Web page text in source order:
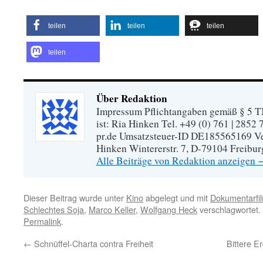
teilen teilen teilen
teilen
Über Redaktion
Impressum Pflichtangaben gemäß § 5
ist: Ria Hinken Tel. +49 (0) 761 | 2852
pr.de Umsatzsteuer-ID DE185565169
Hinken Wintererstr. 7, D-79104
Alle Beiträge von Redaktion anzeigen
Dieser Beitrag wurde unter Kinoabgelegt und mit
Schlechtes Soja, Marco Keller, Wolfgang Heck
Permalink.
← Schnüffel-Charta contra Freiheit Bittere